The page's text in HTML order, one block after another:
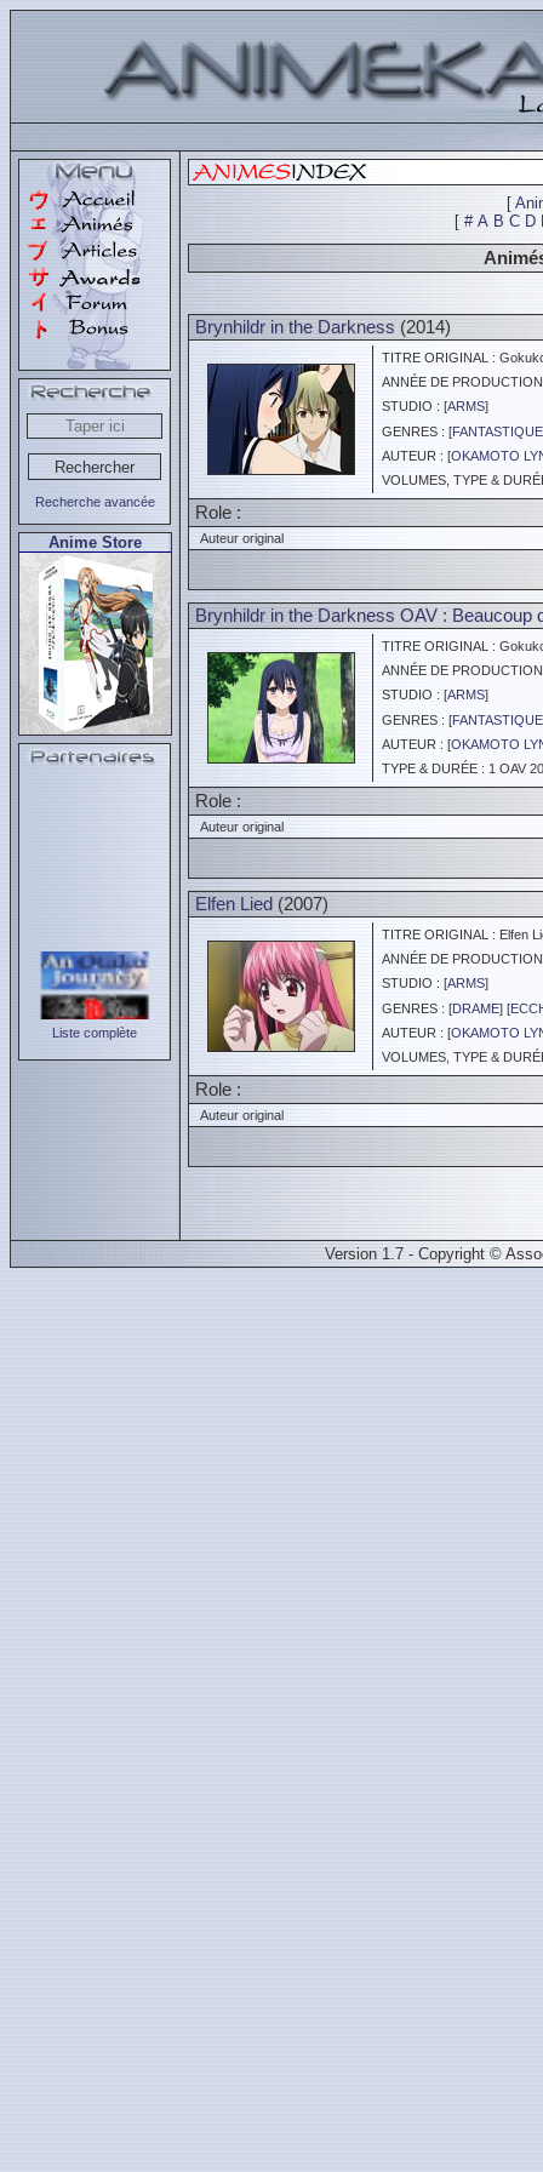
Recherche avancée
Anime Store
Liste complète
[
[ # A B C D
Brynhildr in the Darkness (2014)
TITRE ORIGINAL :
ANNÉE DE
STUDIO : [ARMS]
GENRES : [
AUTEUR : [OKAMOTO
VOLUMES, TYPE &
Role :
Auteur original
Brynhildr in the Darkness OAV : Beaucoup
TITRE ORIGINAL :
ANNÉE DE
STUDIO : [ARMS]
GENRES : [
AUTEUR : [OKAMOTO
TYPE & DURÉE : 1 OAV
Role :
Auteur original
Elfen Lied (2007)
TITRE ORIGINAL : Elfen
ANNÉE DE
STUDIO : [ARMS]
GENRES : [DRAME] [
AUTEUR : [OKAMOTO
VOLUMES, TYPE &
Role :
Auteur original
Version 1.7 - Copyright ©